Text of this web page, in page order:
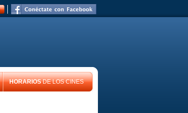
HORARIOSDE LOS CINES